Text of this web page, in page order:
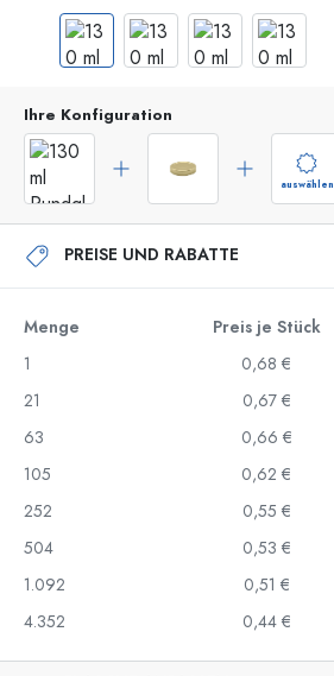
Ihre Konfiguration
auswählen
PREISE UND RABATTE
Menge Preis je Stück
1
0,68 €
21
0,67 €
63
0,66 €
105
0,62 €
252
0,55 €
504
0,53 €
1.092
0,51 €
4.352
0,44 €